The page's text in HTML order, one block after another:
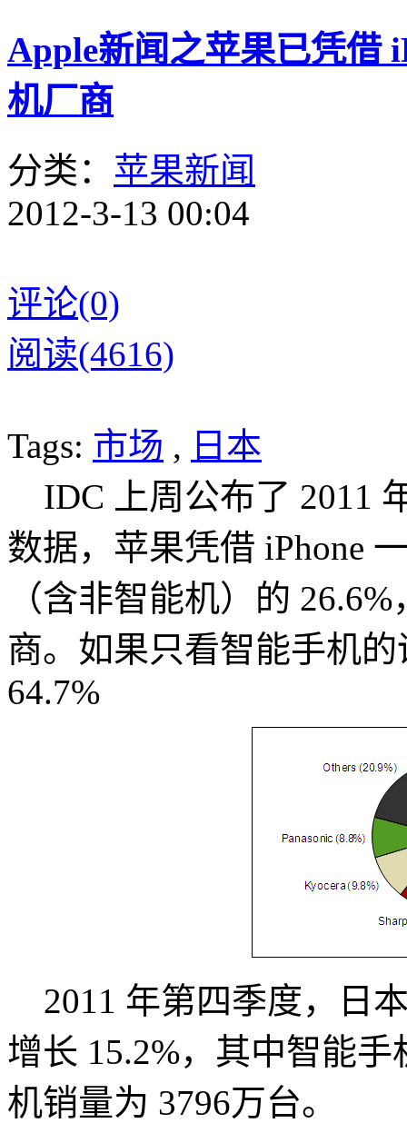
Apple新闻之苹果已凭借
机厂商
分类： 苹果新闻
2012-3-13 00:04
评论(0)
阅读(4616)
Tags: 市场 , 日本
IDC 上周公布了 2011
数据，苹果凭借 iPhone
（含非智能机）的
商。如果只看智能手机
64.7%
2011 年第四季度，日
增长 15.2%，其中智能
机销量为 3796万台。